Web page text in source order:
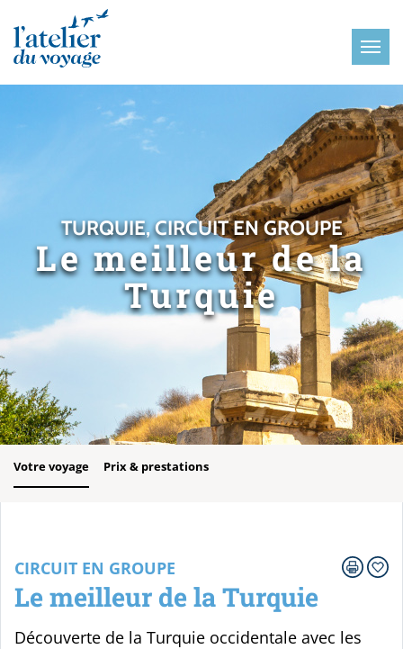
TURQUIE, CIRCUIT EN GROUPE
Le meilleur de la
Turquie
Votre voyage Prix & prestations
CIRCUIT EN GROUPE
Le meilleur de la Turquie
Découverte de la Turquie occidentale avec les
Panneau de gestion des cookies